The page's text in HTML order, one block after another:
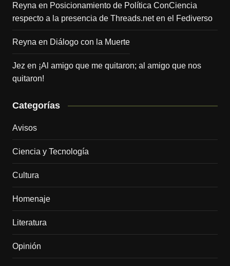
Reyna en Posicionamiento de Política ConCiencia
respecto a la presencia de Threads.net en el Fediverso
Reyna en Diálogo con la Muerte
Jez en ¡Al amigo que me quitaron; al amigo que nos
quitaron!
Categorías
Avisos
Ciencia y Tecnología
Cultura
Homenaje
Literatura
Opinión